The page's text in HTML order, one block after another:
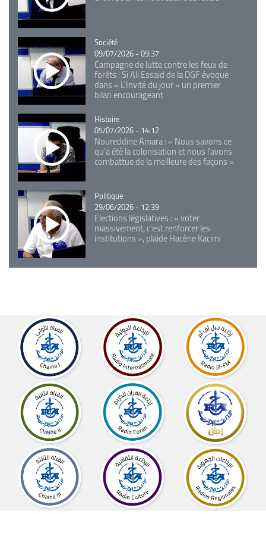
Catégorie
Société
09/07/2026 - 09:37
Campagne de lutte contre les feux de
forêts : Si Ali Essaid de la DGF évoque
dans « L'Invité du jour » un premier
bilan encourageant
Catégorie
Histoire
05/07/2026 - 14:12
Noureddine Amara : « Nous savons ce
qu’a été la colonisation et nous l’avons
combattue de la meilleure des façons »
Catégorie
Politique
29/06/2026 - 12:39
Elections législatives : « voter
massivement, c'est renforcer les
institutions », plaide Hacène Kacimi